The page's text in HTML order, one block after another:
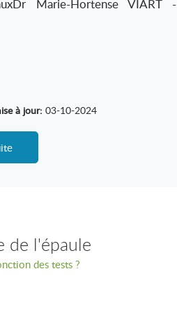
Marie-Hortense VIART -
à jour: 03-10-2024
de l'épaule
des tests ?